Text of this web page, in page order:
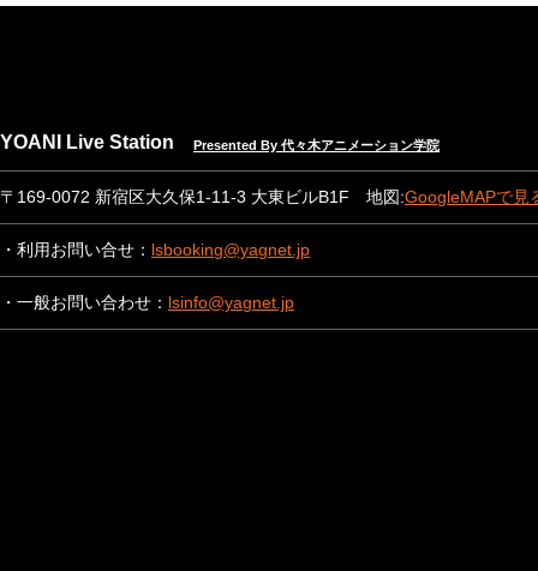
YOANI Live Station Presented By 代々木アニメーション学院
〒169-0072 新宿区大久保1-11-3 大東ビルB1F 地図:GoogleMAPで見
・利用お問い合せ： lsbooking@yagnet.jp
・一般お問い合わせ： lsinfo@yagnet.jp